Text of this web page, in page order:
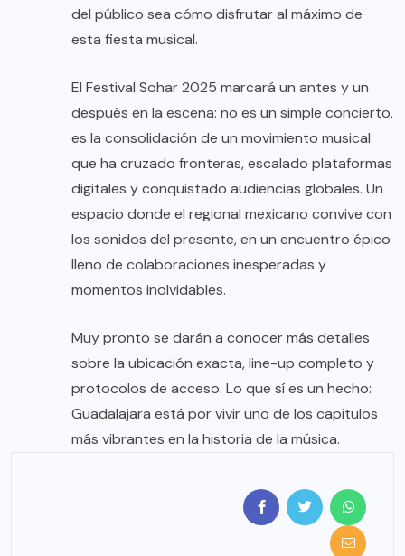
del público sea cómo disfrutar al máximo de
esta fiesta musical.
El Festival Sohar 2025 marcará un antes y un
después en la escena: no es un simple concierto,
es la consolidación de un movimiento musical
que ha cruzado fronteras, escalado plataformas
digitales y conquistado audiencias globales. Un
espacio donde el regional mexicano convive con
los sonidos del presente, en un encuentro épico
lleno de colaboraciones inesperadas y
momentos inolvidables.
Muy pronto se darán a conocer más detalles
sobre la ubicación exacta, line-up completo y
protocolos de acceso. Lo que sí es un hecho:
Guadalajara está por vivir uno de los capítulos
más vibrantes en la historia de la música.